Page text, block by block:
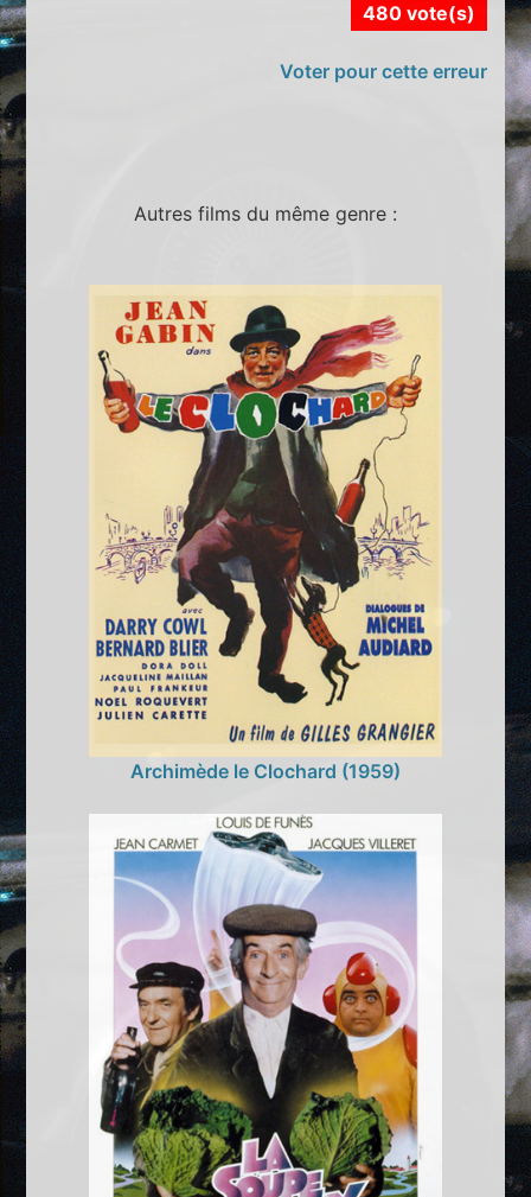
480 vote(s)
Voter pour cette erreur
Autres films du même genre :
Archimède le Clochard (1959)